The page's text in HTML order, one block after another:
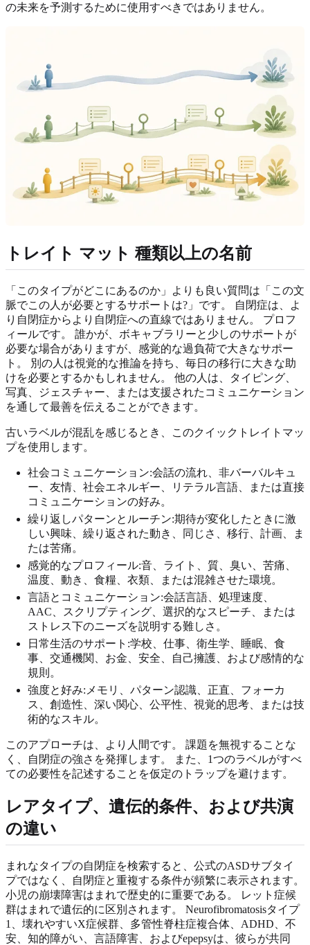
の未来を予測するために使用すべきではありません。
トレイト マット 種類以上の名前
「このタイプがどこにあるのか」よりも良い質問は「この文
脈でこの人が必要とするサポートは?」です。 自閉症は、よ
り自閉症からより自閉症への直線ではありません。 プロフ
ィールです。 誰かが、ボキャブラリーと少しのサポートが
必要な場合がありますが、感覚的な過負荷で大きなサポー
ト。 別の人は視覚的な推論を持ち、毎日の移行に大きな助
けを必要とするかもしれません。 他の人は、タイピング、
写真、ジェスチャー、または支援されたコミュニケーション
を通して最善を伝えることができます。
古いラベルが混乱を感じるとき、このクイックトレイトマッ
プを使用します。
社会コミュニケーション:会話の流れ、非バーバルキュ
ー、友情、社会エネルギー、リテラル言語、または直接
コミュニケーションの好み。
繰り返しパターンとルーチン:期待が変化したときに激
しい興味、繰り返された動き、同じさ、移行、計画、ま
たは苦痛。
感覚的なプロフィール:音、ライト、質、臭い、苦痛、
温度、動き、食糧、衣類、または混雑させた環境。
言語とコミュニケーション:会話言語、処理速度、
AAC、スクリプティング、選択的なスピーチ、または
ストレス下のニーズを説明する難しさ。
日常生活のサポート:学校、仕事、衛生学、睡眠、食
事、交通機関、お金、安全、自己擁護、および感情的な
規則。
強度と好み:メモリ、パターン認識、正直、フォーカ
ス、創造性、深い関心、公平性、視覚的思考、または技
術的なスキル。
このアプローチは、より人間です。 課題を無視することな
く、自閉症の強さを発揮します。 また、1つのラベルがすべ
ての必要性を記述することを仮定のトラップを避けます。
レアタイプ、遺伝的条件、および共演
の違い
まれなタイプの自閉症を検索すると、公式のASDサブタイ
プではなく、自閉症と重複する条件が頻繁に表示されます。
小児の崩壊障害はまれで歴史的に重要である。 レット症候
群はまれで遺伝的に区別されます。 Neurofibromatosisタイプ
1、壊れやすいX症候群、多管性脊柱症複合体、ADHD、不
安、知的障がい、言語障害、およびepepsyは、彼らが共同